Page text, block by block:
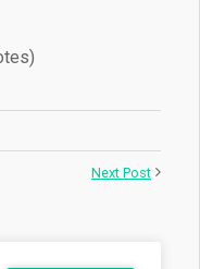
Next Post